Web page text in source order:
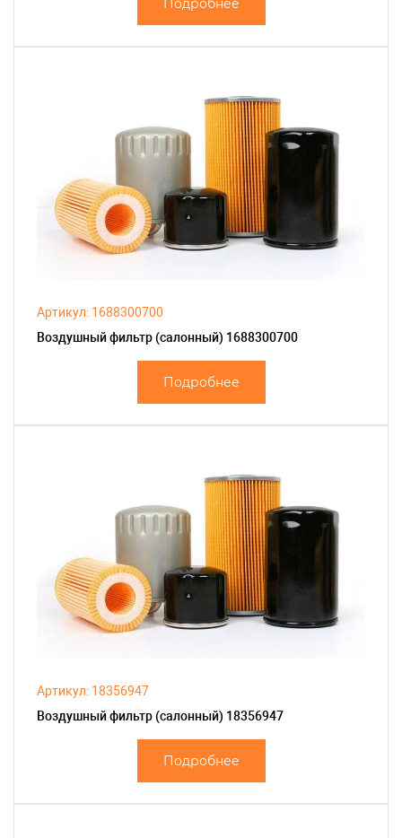
Подробнее
Артикул: 1688300700
Воздушный фильтр (салонный) 1688300700
Подробнее
Артикул: 18356947
Воздушный фильтр (салонный) 18356947
Подробнее